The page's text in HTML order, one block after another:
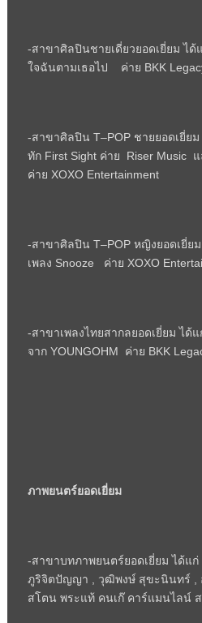
-สาขาศิลปินชายเดี่ยวยอดเยี่ยม ได้
ใจฉันตามเธอไป ค่าย BKK
-สาขาศิลปิน T–POP ชายยอดเยี่ย
ทัก First Sight ค่าย Riser Music
ค่าย XOXO Entertainment
-สาขาศิลปิน T–POP หญิงยอดเยี่ย
เพลง Snooze ค่าย XOXO
-สาขาเพลงไทยสากลยอดเยี่ยม ได้
จาก YOUNGOHM ค่าย BKK
ภาพยนตร์ยอดเยี่ยม
-สาขาบทภาพยนตร์ยอดเยี่ยม ได้แ
ภูริจิตปัญญา
วุฒิพงษ์ สุขะนินทร์
สโตน พระแท้ คนเก๊ คาร์แมนไลน์